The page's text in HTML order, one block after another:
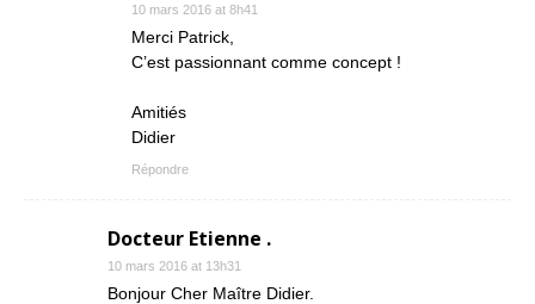
10 mars 2016 at 8h41
Merci Patrick,
C’est passionnant comme concept !
Amitiés
Didier
Répondre
Docteur Etienne .
10 mars 2016 at 13h31
Bonjour Cher Maître Didier.